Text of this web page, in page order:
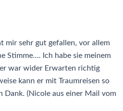
mir sehr gut gefallen, vor allem
Stimme…. Ich habe sie meinem
war wider Erwarten richtig
kann er mit Traumreisen so
Dank. (Nicole aus einer Mail vom